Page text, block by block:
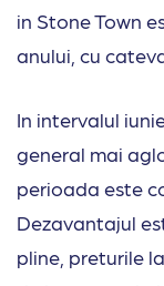
in Stone Town
anului, cu
In intervalul
general mai
perioada este
Dezavantajul
pline, preturile